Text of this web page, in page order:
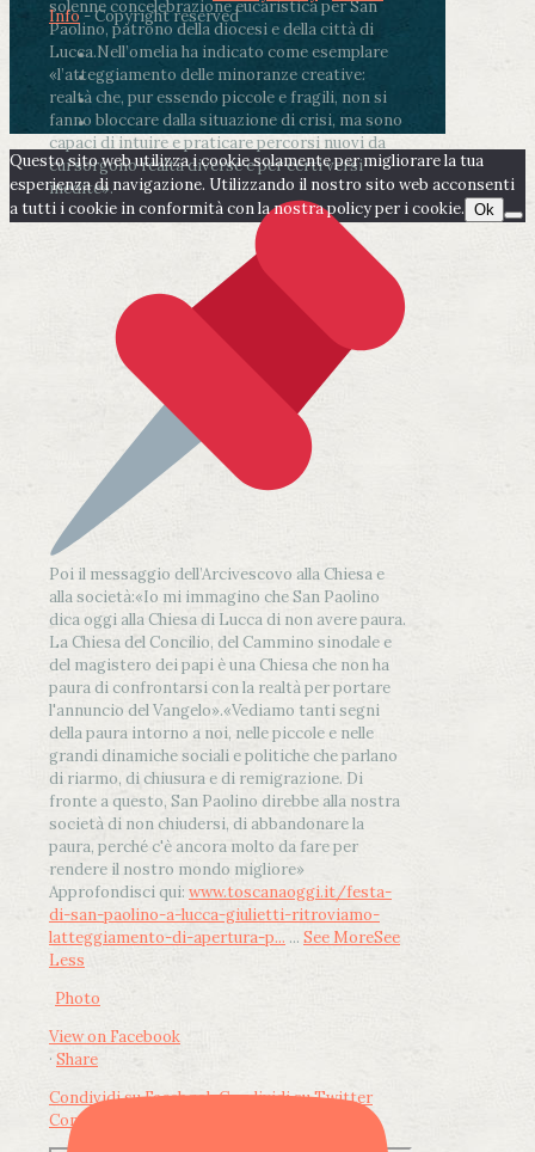
solenne concelebrazione eucaristica per San
Paolino, patrono della diocesi e della città di
Lucca.Nell’omelia ha indicato come esemplare
«l’atteggiamento delle minoranze creative:
realtà che, pur essendo piccole e fragili, non si
fanno bloccare dalla situazione di crisi, ma sono
capaci di intuire e praticare percorsi nuovi da
cui sorgono realtà diverse e per certi versi
inedite».
Poi il messaggio dell’Arcivescovo alla Chiesa e
alla società:«Io mi immagino che San Paolino
dica oggi alla Chiesa di Lucca di non avere paura.
La Chiesa del Concilio, del Cammino sinodale e
del magistero dei papi è una Chiesa che non ha
paura di confrontarsi con la realtà per portare
l'annuncio del Vangelo».«Vediamo tanti segni
della paura intorno a noi, nelle piccole e nelle
grandi dinamiche sociali e politiche che parlano
di riarmo, di chiusura e di remigrazione. Di
fronte a questo, San Paolino direbbe alla nostra
società di non chiudersi, di abbandonare la
paura, perché c'è ancora molto da fare per
rendere il nostro mondo migliore»
Approfondisci qui: www.toscanaoggi.it/festa-
di-san-paolino-a-lucca-giulietti-ritroviamo-
latteggiamento-di-apertura-p... ... See MoreSee
Less
Photo
View on Facebook
· Share
Condividi su FacebookCondividi su Twitter
Condividi su LinkedIn
Info- Copyright reserved
Questo sito web utilizza i cookie solamente per migliorare la tua
esperienza di navigazione. Utilizzando il nostro sito web acconsenti
a tutti i cookie in conformità con la nostra policy per i cookie. Ok